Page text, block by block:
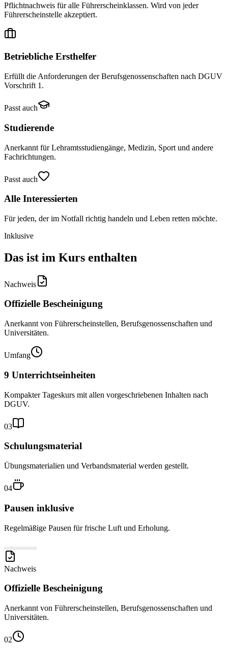
Pflichtnachweis für alle Führerscheinklassen. Wird von jeder
Führerscheinstelle akzeptiert.
Betriebliche Ersthelfer
Erfüllt die Anforderungen der Berufsgenossenschaften nach DGUV
Vorschrift 1.
Passt auch
Studierende
Anerkannt für Lehramtsstudiengänge, Medizin, Sport und andere
Fachrichtungen.
Passt auch
Alle Interessierten
Für jeden, der im Notfall richtig handeln und Leben retten möchte.
Inklusive
Das ist im Kurs enthalten
Nachweis
Offizielle Bescheinigung
Anerkannt von Führerscheinstellen, Berufsgenossenschaften und
Universitäten.
Umfang
9 Unterrichtseinheiten
Kompakter Tageskurs mit allen vorgeschriebenen Inhalten nach
DGUV.
03
Schulungsmaterial
Übungsmaterialien und Verbandsmaterial werden gestellt.
04
Pausen inklusive
Regelmäßige Pausen für frische Luft und Erholung.
Nachweis
Offizielle Bescheinigung
Anerkannt von Führerscheinstellen, Berufsgenossenschaften und
Universitäten.
02